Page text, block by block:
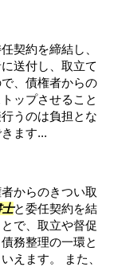
契約を締結し、
送付し、取立て
、債権者からの
ップさせること
うのは負担とな
ます...
からのきつい取
と委任契約を結
で、取立や督促
務整理の一環と
えます。 また、